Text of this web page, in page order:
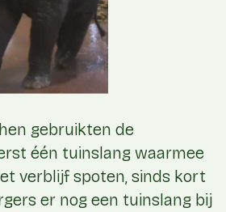
gebruikten de
één tuinslang waarmee
verblijf spoten, sinds kort
er nog een tuinslang bij